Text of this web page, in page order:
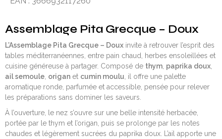
Assemblage Pita Grecque – Doux
L’Assemblage Pita Grecque – Doux invite à retrouver l’esprit des
tables méditerranéennes, entre pain chaud, herbes ensoleillées et
cuisine généreuse à partager. Composé de thym paprika doux
ail semoule origan et cumin moulu , il offre une palette
aromatique ronde, parfumée et accessible, pensée pour relever
les préparations sans dominer les saveurs.
À l’ouverture, le nez s’ouvre sur une belle intensité herbacée,
portée par le thym et l’origan, puis se prolonge par les notes
chaudes et légèrement sucrées du paprika doux. L’ail apporte une